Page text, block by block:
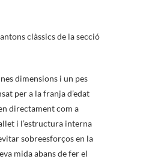
clàssics de la secció
dimensions i un pes
per a la franja d’edat
directament com a
i l’estructura interna
sobreesforços en la
mida abans de fer el